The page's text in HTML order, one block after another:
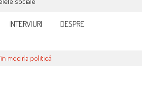
INTERVIURI DESPRE
mocirla politică